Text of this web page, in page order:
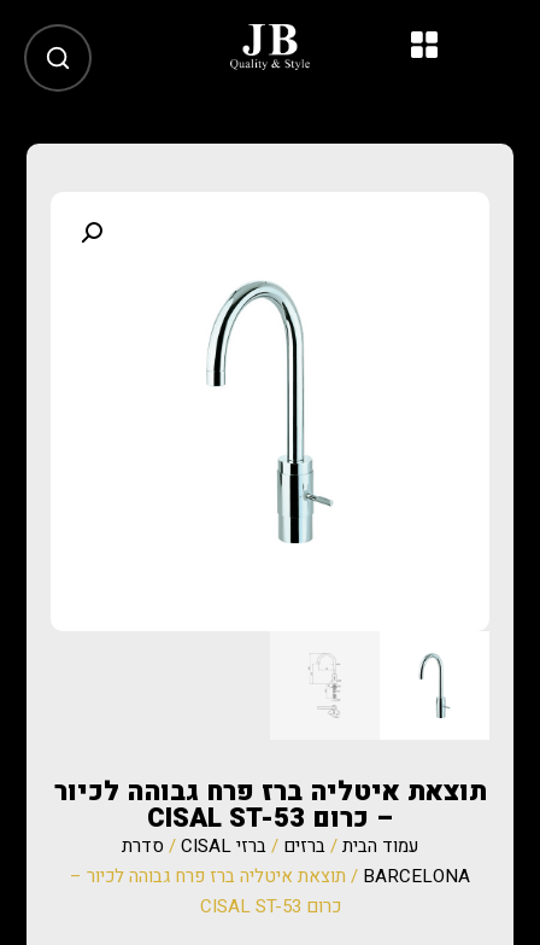
תוצאת איטליה ברז פרח גבוהה לכיור
– כרום CISAL ST-53
עמוד הבית/ברזים /ברזי CISAL / סדרת
BARCELONA / תוצאת איטליה ברז פרח גבוהה לכיור –
כרום CISAL ST-53